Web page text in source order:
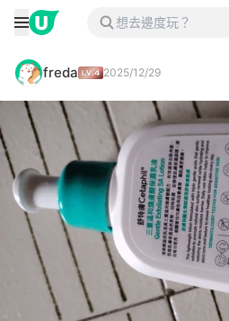
freda 2025/12/29